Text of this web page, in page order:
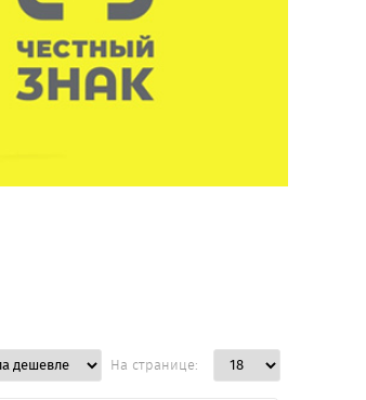
На странице: